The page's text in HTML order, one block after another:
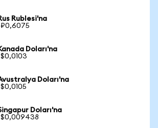
Rublesi'na
₽0,6075
Doları'na
Doları'na
Doları'na
$0,009438